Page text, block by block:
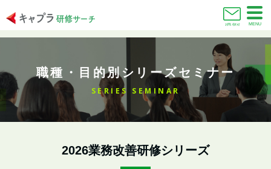
お問い合わせ MENU
職種・目的別シリーズセミナー
SERIES SEMINAR
2026業務改善研修シリーズ